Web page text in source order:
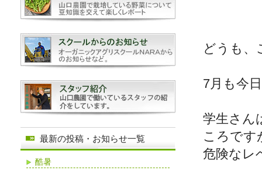
どうも、
7月も今
学生さん
ころです
危険なレ
最新の投稿・お知らせ一覧
酷暑